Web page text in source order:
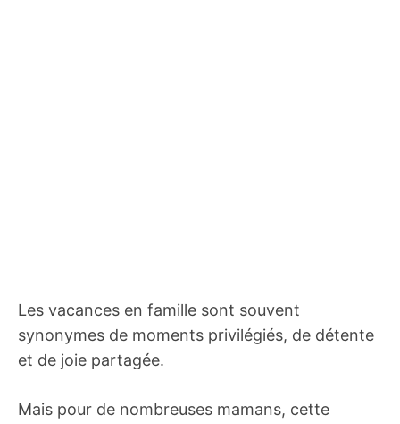
Les vacances en famille sont souvent
synonymes de moments privilégiés, de détente
et de joie partagée.
Mais pour de nombreuses mamans, cette